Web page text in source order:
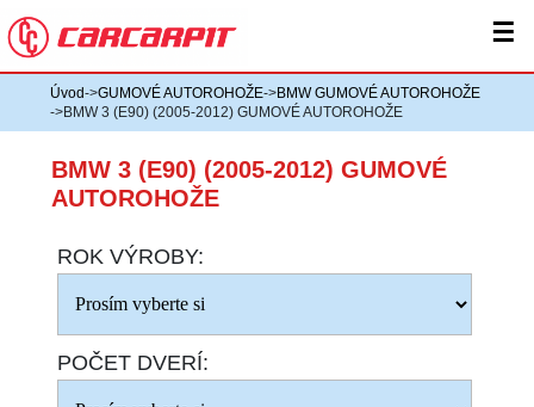
☰
Úvod->GUMOVÉ AUTOROHOŽE->BMW GUMOVÉ AUTOROHOŽE
->BMW 3 (E90) (2005-2012) GUMOVÉ AUTOROHOŽE
BMW 3 (E90) (2005-2012) GUMOVÉ
AUTOROHOŽE
ROK VÝROBY:
POČET DVERÍ: